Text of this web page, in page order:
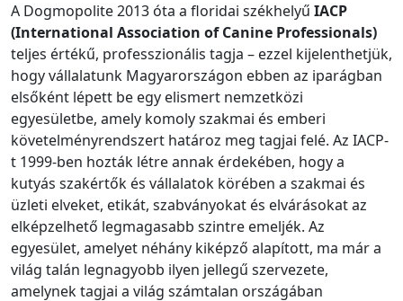
A Dogmopolite 2013 óta a floridai székhelyű IACP
(International Association of Canine Professionals)
teljes értékű, professzionális tagja – ezzel kijelenthetjük,
hogy vállalatunk Magyarországon ebben az iparágban
elsőként lépett be egy elismert nemzetközi
egyesületbe, amely komoly szakmai és emberi
követelményrendszert határoz meg tagjai felé. Az IACP-
t 1999-ben hozták létre annak érdekében, hogy a
kutyás szakértők és vállalatok körében a szakmai és
üzleti elveket, etikát, szabványokat és elvárásokat az
elképzelhető legmagasabb szintre emeljék. Az
egyesület, amelyet néhány kiképző alapított, ma már a
világ talán legnagyobb ilyen jellegű szervezete,
amelynek tagjai a világ számtalan országában